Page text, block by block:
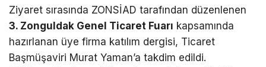
Ziyaret sırasında ZONSİAD tarafından düzenlenen
3. Zonguldak Genel Ticaret Fuarı kapsamında
hazırlanan üye firma katılım dergisi, Ticaret
Başmüşaviri Murat Yaman’a takdim edildi.